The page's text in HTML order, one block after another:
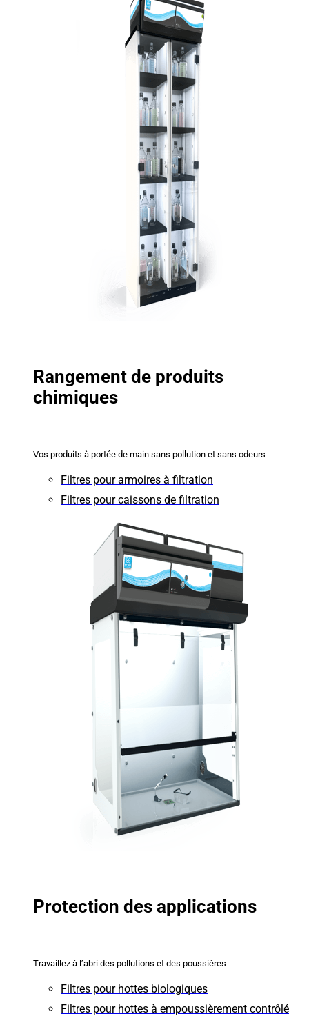
Rangement de produits
chimiques
Vos produits à portée de main sans pollution et sans odeurs
Filtres pour armoires à filtration
Filtres pour caissons de filtration
Protection des applications
Travaillez à l’abri des pollutions et des poussières
Filtres pour hottes biologiques
Filtres pour hottes à empoussièrement contrôlé